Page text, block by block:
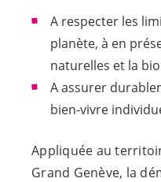
A respecter les
planète, à en
naturelles et la
A assurer
bien-vivre
Appliquée au
Grand Genève, la